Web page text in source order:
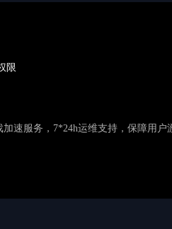
限
速服务，7*24h运维支持，保障用户